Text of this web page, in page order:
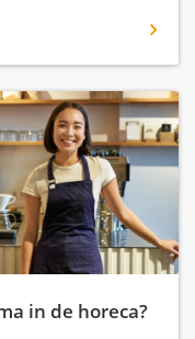
in de horeca?